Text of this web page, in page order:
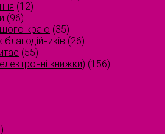
(12)
(96)
краю (35)
(26)
(55)
книжки) (156)